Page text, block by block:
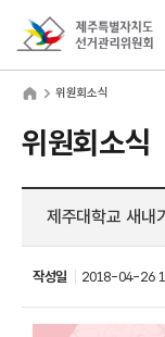
위원회소식
위원회소식
제주대학교 새내
작성일 2018-04-26